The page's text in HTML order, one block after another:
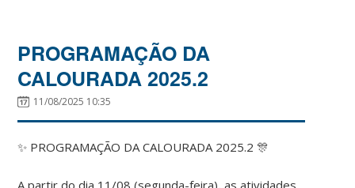
PROGRAMAÇÃO DA
CALOURADA 2025.2
11/08/2025 10:35
✨ PROGRAMAÇÃO DA CALOURADA 2025.2 🎊
A partir do dia 11/08 (segunda-feira), as atividades